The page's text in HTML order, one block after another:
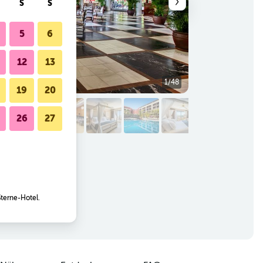
1/48
S S
5 6
12 13
19 20
26 27
Hotel.